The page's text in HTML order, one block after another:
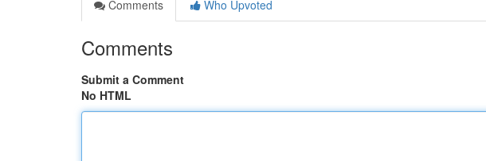
Comments
Who Upvoted
Comments
Submit a Comment
No HTML